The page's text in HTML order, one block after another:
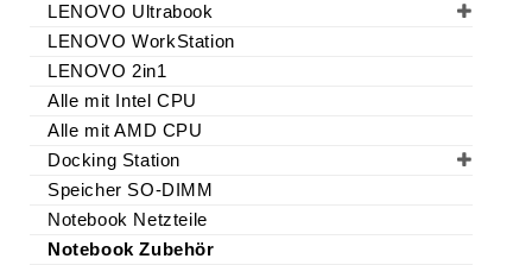
LENOVO Ultrabook
LENOVO WorkStation
LENOVO 2in1
Alle mit Intel CPU
Alle mit AMD CPU
Docking Station
Speicher SO-DIMM
Notebook Netzteile
Notebook Zubehör